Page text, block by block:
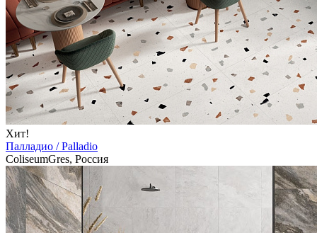
Хит!
Палладио / Palladio
ColiseumGres, Россия